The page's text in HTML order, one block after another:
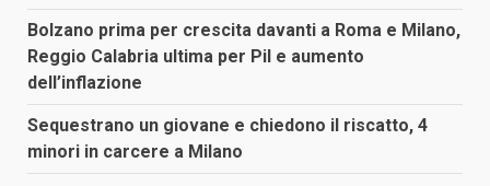
Bolzano prima per crescita davanti a Roma e Milano,
Reggio Calabria ultima per Pil e aumento
dell’inflazione
Sequestrano un giovane e chiedono il riscatto, 4
minori in carcere a Milano